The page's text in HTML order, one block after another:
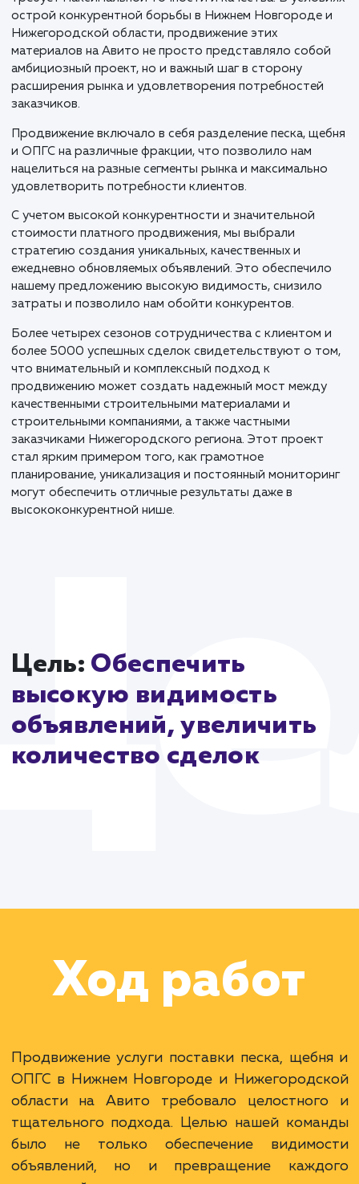
Описание
В современном строительстве песок, щебень и
являются неотъемлемыми компонентами, чья
требует максимальной точности и качества. В
острой конкурентной борьбы в Нижнем
Нижегородской области, продвижение этих
материалов на Авито не просто представляло
амбициозный проект, но и важный шаг в сторону
заказчиков.
Продвижение включало в себя разделение песка,
и ОПГС на различные фракции, что позволило нам
нацелиться на разные сегменты рынка и
С учетом высокой конкурентности и значительной
стоимости платного продвижения, мы выбрали
стратегию создания уникальных, качественных и
ежедневно обновляемых объявлений. Это
нашему предложению высокую видимость, снизило
затраты и позволило нам обойти конкурентов.
Более четырех сезонов сотрудничества с клиентом
более 5000 успешных сделок свидетельствуют о
что внимательный и комплексный подход к
могут обеспечить отличные результаты даже в
высококонкурентной нише.
объявлений, увеличить